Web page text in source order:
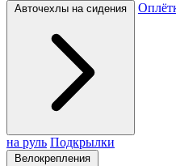
Авточехлы на сидения
на руль Подкрылки
Велокрепления